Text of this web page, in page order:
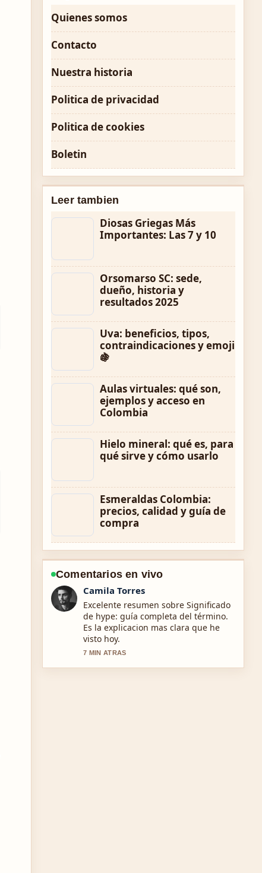
Quienes somos
Contacto
Nuestra historia
Politica de privacidad
Politica de cookies
Boletin
Leer tambien
Diosas Griegas Más
Importantes: Las 7 y 10
Orsomarso SC: sede,
dueño, historia y
resultados 2025
Uva: beneficios, tipos,
contraindicaciones y emoji
🍇
Aulas virtuales: qué son,
ejemplos y acceso en
Colombia
Hielo mineral: qué es, para
qué sirve y cómo usarlo
Esmeraldas Colombia:
precios, calidad y guía de
compra
Comentarios en vivo
Diego Herrera
Estoy siguiendo Hyundai i25: precios
y guía de compra... de cerca y se
agradece el tono equilibrado.
9 MIN ATRAS